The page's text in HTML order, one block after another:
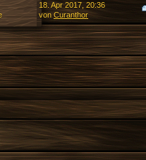
18. Apr 2017, 20:36
von Curanthor